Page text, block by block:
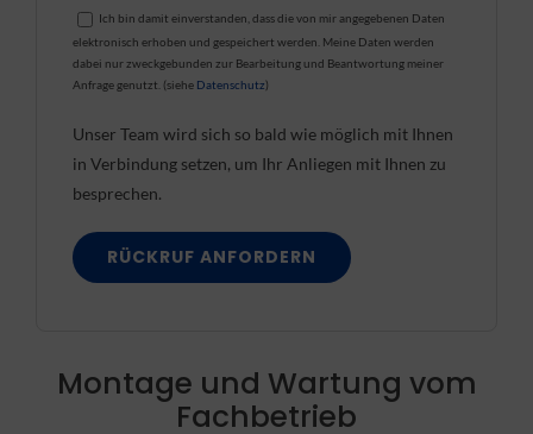
Ich bin damit einverstanden, dass die von mir angegebenen Daten
elektronisch erhoben und gespeichert werden. Meine Daten werden
dabei nur zweckgebunden zur Bearbeitung und Beantwortung meiner
Anfrage genutzt. (siehe Datenschutz)
Unser Team wird sich so bald wie möglich mit Ihnen
in Verbindung setzen, um Ihr Anliegen mit Ihnen zu
besprechen.
Montage und Wartung vom
Fachbetrieb